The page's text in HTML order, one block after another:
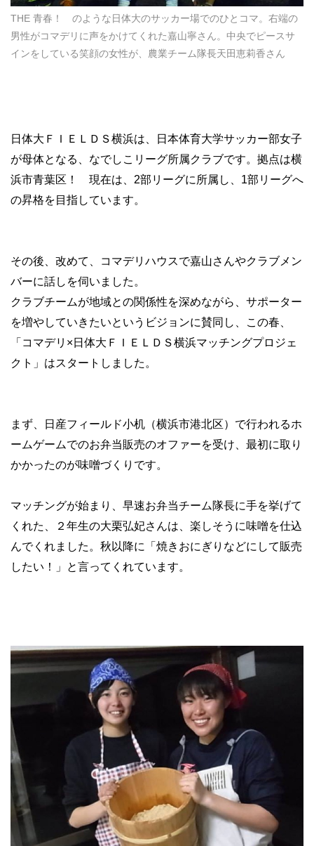
THE 青春！ のような日体大のサッカー場でのひとコマ。右端の
男性がコマデリに声をかけてくれた嘉山寧さん。中央でピースサ
インをしている笑顔の女性が、農業チーム隊長天田恵莉香さん
日体大ＦＩＥＬＤＳ横浜は、日本体育大学サッカー部女子
が母体となる、なでしこリーグ所属クラブです。拠点は横
浜市青葉区！ 現在は、2部リーグに所属し、1部リーグへ
の昇格を目指しています。
その後、改めて、コマデリハウスで嘉山さんやクラブメン
バーに話しを伺いました。
クラブチームが地域との関係性を深めながら、サポーター
を増やしていきたいというビジョンに賛同し、この春、
「コマデリ×日体大ＦＩＥＬＤＳ横浜マッチングプロジェ
クト」はスタートしました。
まず、日産フィールド小机（横浜市港北区）で行われるホ
ームゲームでのお弁当販売のオファーを受け、最初に取り
かかったのが味噌づくりです。
マッチングが始まり、早速お弁当チーム隊長に手を挙げて
くれた、２年生の大栗弘妃さんは、楽しそうに味噌を仕込
んでくれました。秋以降に「焼きおにぎりなどにして販売
したい！」と言ってくれています。